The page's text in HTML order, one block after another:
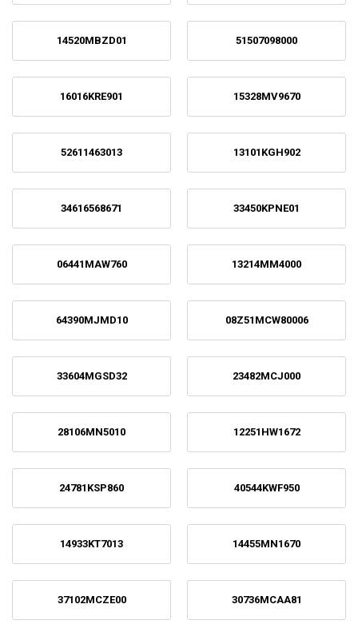
14520MBZD01 51507098000
16016KRE901 15328MV9670
52611463013 13101KGH902
34616568671 33450KPNE01
06441MAW760 13214MM4000
64390MJMD10 08Z51MCW80006
33604MGSD32 23482MCJ000
28106MN5010 12251HW1672
24781KSP860 40544KWF950
14933KT7013 14455MN1670
37102MCZE00 30736MCAA81